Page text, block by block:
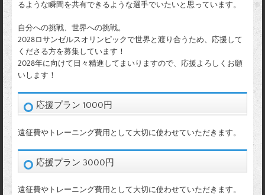
るような瞬間を共有できるような選手でいたいと思っています。
自分への挑戦、世界への挑戦。
2028ロサンゼルスオリンピックで世界と渡り合うため、応援して
くださる方を募集しています！
2028年に向けて日々精進してまいりますので、応援よろしくお願
いします！
応援プラン 1000円
遠征費やトレーニング費用として大切に使わせていただきます。
応援プラン 3000円
遠征費やトレーニング費用として大切に使わせていただきます。